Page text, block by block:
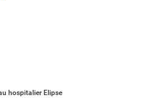
hospitalier Elipse